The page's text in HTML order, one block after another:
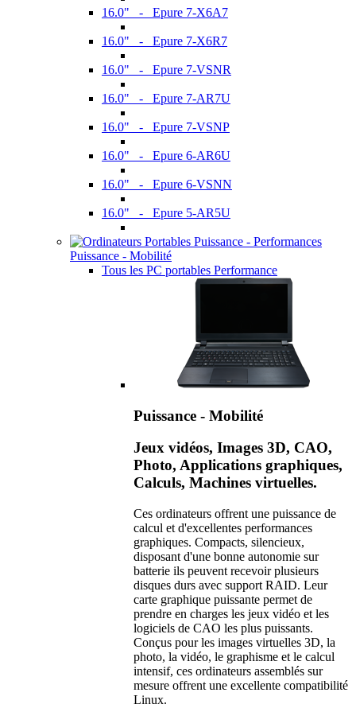
16.0" - Epure 7-X6A7
16.0" - Epure 7-X6R7
16.0" - Epure 7-VSNR
16.0" - Epure 7-AR7U
16.0" - Epure 7-VSNP
16.0" - Epure 6-AR6U
16.0" - Epure 6-VSNN
16.0" - Epure 5-AR5U
Puissance - Mobilité
Tous les PC portables Performance
Puissance - Mobilité
Jeux vidéos, Images 3D, CAO,
Photo, Applications graphiques,
Calculs, Machines virtuelles.
Ces ordinateurs offrent une puissance de
calcul et d'excellentes performances
graphiques. Compacts, silencieux,
disposant d'une bonne autonomie sur
batterie ils peuvent recevoir plusieurs
disques durs avec support RAID. Leur
carte graphique puissante permet de
prendre en charges les jeux vidéo et les
logiciels de CAO les plus puissants.
Conçus pour les images virtuelles 3D, la
photo, la vidéo, le graphisme et le calcul
intensif, ces ordinateurs assemblés sur
mesure offrent une excellente compatibilité
Linux.